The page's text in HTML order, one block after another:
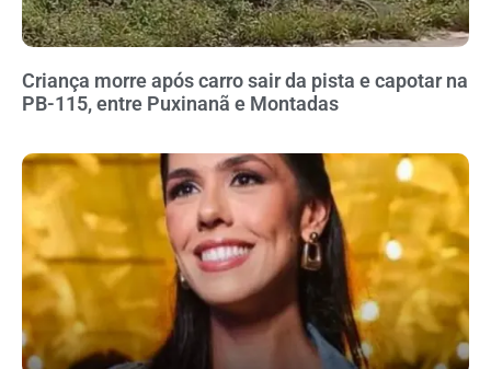
Criança morre após carro sair da pista e capotar na
PB-115, entre Puxinanã e Montadas